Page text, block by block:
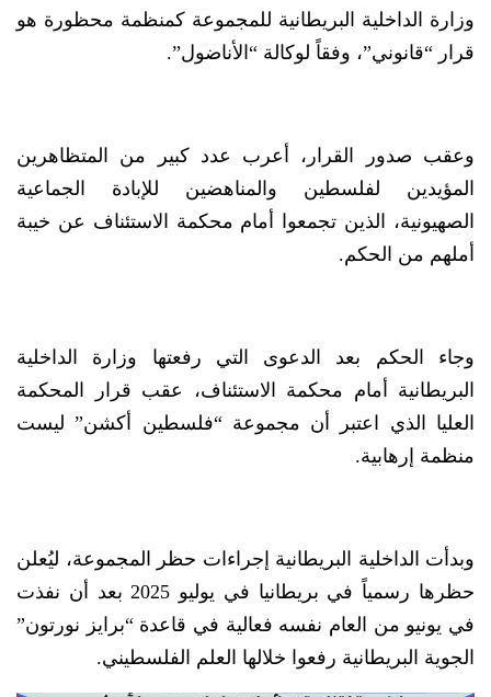
وزارة الداخلية البريطانية للمجموعة كمنظمة محظورة هو
قرار “قانوني”، وفقاً لوكالة “الأناضول”.
وعقب صدور القرار، أعرب عدد كبير من المتظاهرين
المؤيدين لفلسطين والمناهضين للإبادة الجماعية
الصهيونية، الذين تجمعوا أمام محكمة الاستئناف عن خيبة
أملهم من الحكم.
وجاء الحكم بعد الدعوى التي رفعتها وزارة الداخلية
البريطانية أمام محكمة الاستئناف، عقب قرار المحكمة
العليا الذي اعتبر أن مجموعة “فلسطين أكشن” ليست
منظمة إرهابية.
وبدأت الداخلية البريطانية إجراءات حظر المجموعة، ليُعلن
حظرها رسمياً في بريطانيا في يوليو 2025 بعد أن نفذت
في يونيو من العام نفسه فعالية في قاعدة “برايز نورتون”
الجوية البريطانية رفعوا خلالها العلم الفلسطيني.